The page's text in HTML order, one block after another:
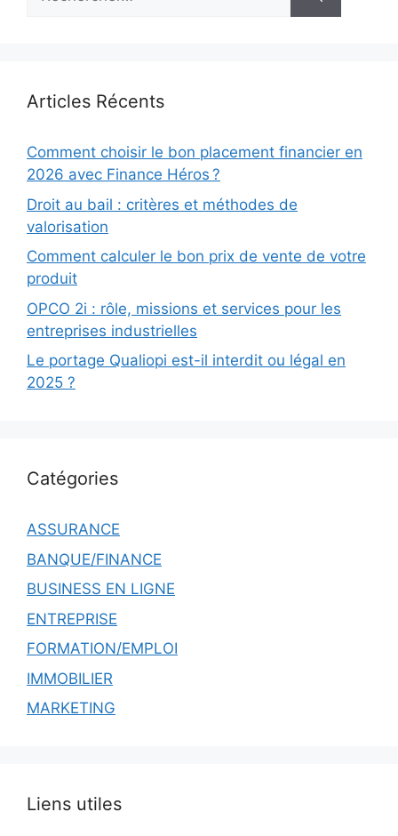
Articles Récents
Comment choisir le bon placement financier en
2026 avec Finance Héros ?
Droit au bail : critères et méthodes de
valorisation
Comment calculer le bon prix de vente de votre
produit
OPCO 2i : rôle, missions et services pour les
entreprises industrielles
Le portage Qualiopi est-il interdit ou légal en
2025 ?
Catégories
ASSURANCE
BANQUE/FINANCE
BUSINESS EN LIGNE
ENTREPRISE
FORMATION/EMPLOI
IMMOBILIER
MARKETING
Liens utiles